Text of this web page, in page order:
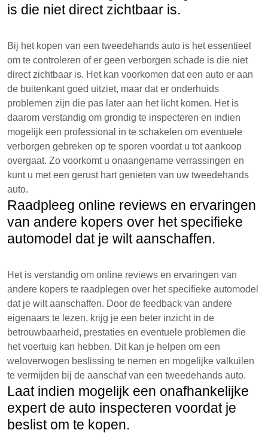
is die niet direct zichtbaar is.
Bij het kopen van een tweedehands auto is het essentieel
om te controleren of er geen verborgen schade is die niet
direct zichtbaar is. Het kan voorkomen dat een auto er aan
de buitenkant goed uitziet, maar dat er onderhuids
problemen zijn die pas later aan het licht komen. Het is
daarom verstandig om grondig te inspecteren en indien
mogelijk een professional in te schakelen om eventuele
verborgen gebreken op te sporen voordat u tot aankoop
overgaat. Zo voorkomt u onaangename verrassingen en
kunt u met een gerust hart genieten van uw tweedehands
auto.
Raadpleeg online reviews en ervaringen
van andere kopers over het specifieke
automodel dat je wilt aanschaffen.
Het is verstandig om online reviews en ervaringen van
andere kopers te raadplegen over het specifieke automodel
dat je wilt aanschaffen. Door de feedback van andere
eigenaars te lezen, krijg je een beter inzicht in de
betrouwbaarheid, prestaties en eventuele problemen die
het voertuig kan hebben. Dit kan je helpen om een
weloverwogen beslissing te nemen en mogelijke valkuilen
te vermijden bij de aanschaf van een tweedehands auto.
Laat indien mogelijk een onafhankelijke
expert de auto inspecteren voordat je
beslist om te kopen.